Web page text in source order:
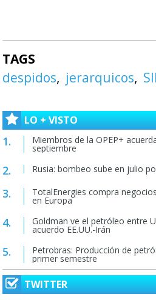
TAGS
despidos
jerarquicos
LO + VISTO
Miembros de la OPEP+
septiembre
Rusia: bombeo sube en julio
TotalEnergies compra
en Europa
Goldman ve el petróleo entre
acuerdo EE.UU.-Irán
Petrobras: Producción de
primer semestre
TWITTER